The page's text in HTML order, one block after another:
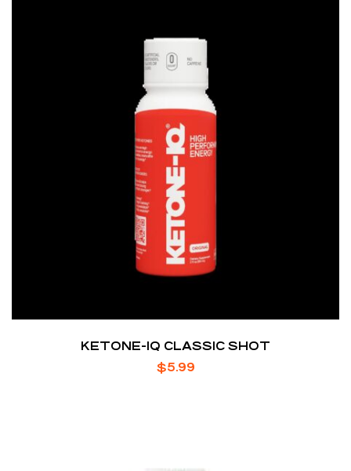
KETONE-IQ CLASSIC SHOT
$5.99